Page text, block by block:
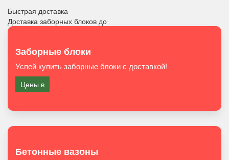
Быстрая доставка
Доставка заборных блоков до
Заборные блоки
Успей купить заборные блоки с доставкой!
Цены в
Бетонные вазоны